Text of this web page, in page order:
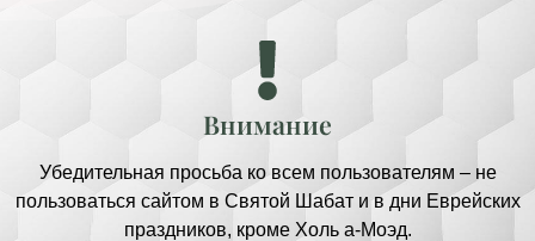
Внимание
Убедительная просьба ко всем пользователям – не
пользоваться сайтом в Святой Шабат и в дни Еврейских
праздников, кроме Холь а-Моэд.